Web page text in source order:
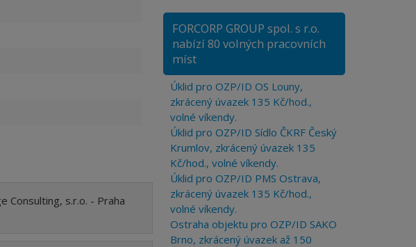
Consulting, s.r.o. - Praha
FORCORP GROUP spol. s r.o.
nabízí 80 volných pracovních
míst
Úklid pro OZP/ID OS Louny,
zkrácený úvazek 135 Kč/hod.,
volné víkendy.
Úklid pro OZP/ID Sídlo ČKRF Český
Krumlov, zkrácený úvazek 135
Kč/hod., volné víkendy.
Úklid pro OZP/ID PMS Ostrava,
zkrácený úvazek 135 Kč/hod.,
volné víkendy.
Ostraha objektu pro OZP/ID SAKO
Brno, zkrácený úvazek až 150